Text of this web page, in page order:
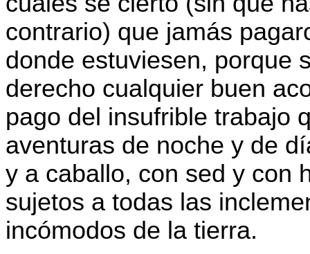
contrario) que jamás
donde estuviesen, porque
derecho cualquier buen
pago del insufrible trabajo
aventuras de noche y de
y a caballo, con sed y con
sujetos a todas las
incómodos de la tierra.